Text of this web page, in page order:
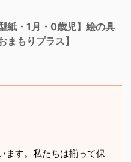
紙・1月・0歳児】絵の具
まもりプラス】
ます。私たちは揃って保